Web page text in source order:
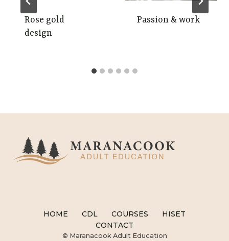
Rose gold
design
Passion & work
HOME CDL COURSES
HISET
CONTACT
© Maranacook Adult Education